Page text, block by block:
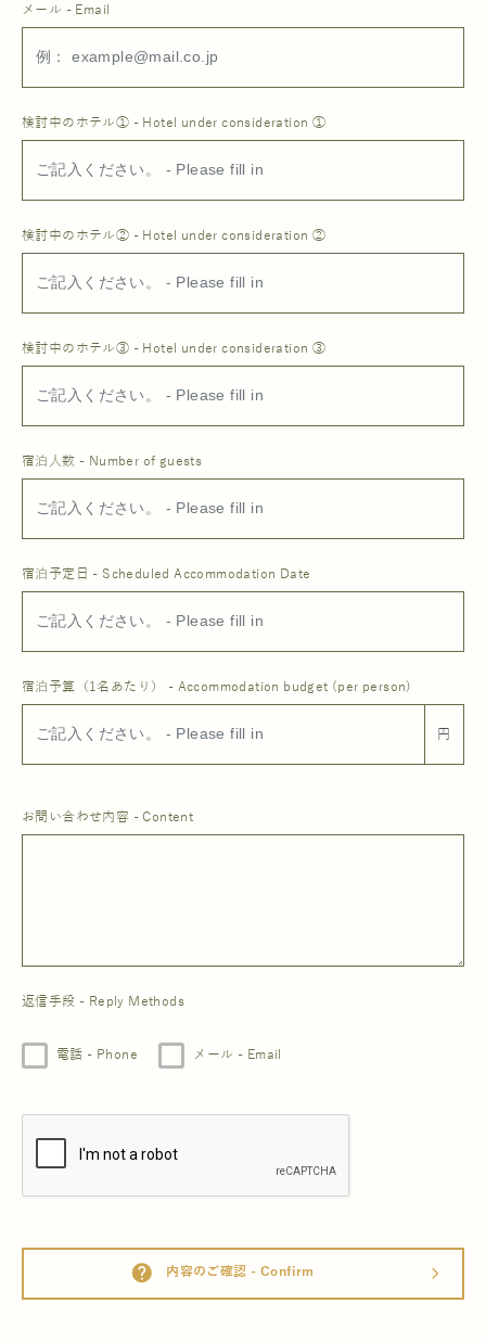
メール - Email
検討中のホテル① - Hotel under consideration ①
検討中のホテル② - Hotel under consideration ②
検討中のホテル③ - Hotel under consideration ③
宿泊人数 - Number of guests
宿泊予定日 - Scheduled Accommodation Date
宿泊予算（1名あたり） - Accommodation budget (per person)
円
お問い合わせ内容 - Content
返信手段 - Reply Methods
電話 - Phone メール - Email
help 内容のご確認 - Confirm arrow_forward_ios